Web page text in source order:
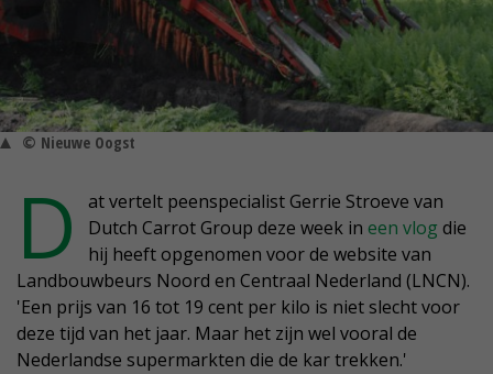
© Nieuwe Oogst
D
at vertelt peenspecialist Gerrie Stroeve van
Dutch Carrot Group deze week in een vlog die
hij heeft opgenomen voor de website van
Landbouwbeurs Noord en Centraal Nederland (LNCN).
'Een prijs van 16 tot 19 cent per kilo is niet slecht voor
deze tijd van het jaar. Maar het zijn wel vooral de
Nederlandse supermarkten die de kar trekken.'